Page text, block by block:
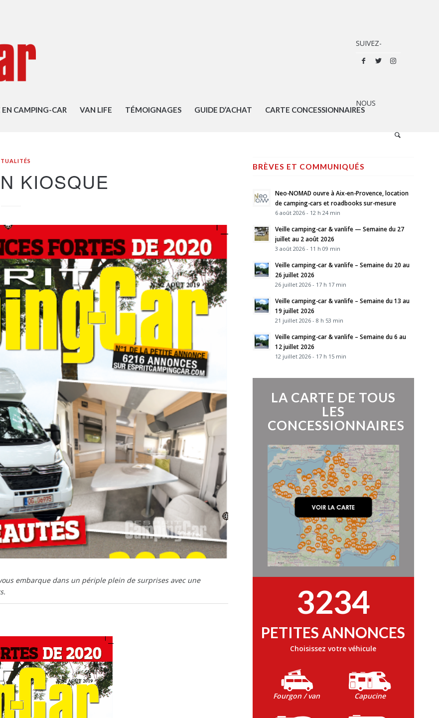
EN CAMPING-CAR VAN LIFE TÉMOIGNAGES GUIDE D’ACHAT CARTE CONCESSIONNAIRES
KIOSQUE
embarque dans un périple plein de surprises avec une
BRÈVES ET COMMUNIQUÉS
Neo-NOMAD ouvre à Aix-en-Provence, location
de camping-cars et roadbooks sur-mesure
6 août 2026 - 12 h 24 min
Veille camping-car & vanlife — Semaine du 27
juillet au 2 août 2026
3 août 2026 - 11 h 09 min
Veille camping-car & vanlife – Semaine du 20 au
26 juillet 2026
26 juillet 2026 - 17 h 17 min
Veille camping-car & vanlife – Semaine du 13 au
19 juillet 2026
21 juillet 2026 - 8 h 53 min
Veille camping-car & vanlife – Semaine du 6 au
12 juillet 2026
12 juillet 2026 - 17 h 15 min
LA CARTE DE TOUS
LES
CONCESSIONNAIRES
3234
PETITES ANNONCES
Choisissez votre véhicule
Fourgon / van Capucine